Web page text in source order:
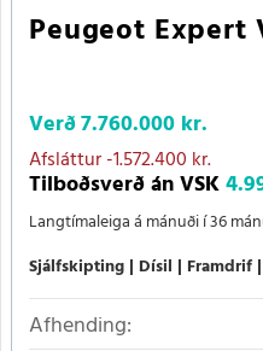
Peugeot Expert
Verð7.760.000 kr.
Afsláttur-1.572.400 kr.
Tilboðsverð án VSK
Langtímaleiga á mánuði í 36
Sjálfskipting Dísil Framdrif
Afhending: